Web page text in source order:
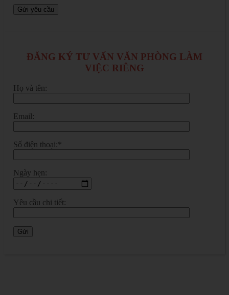
ĐĂNG KÝ TƯ VẤN VĂN PHÒNG LÀM
VIỆC RIÊNG
Họ và tên:
Email:
Số điện thoại:*
Ngày hẹn:
Yêu cầu chi tiết: